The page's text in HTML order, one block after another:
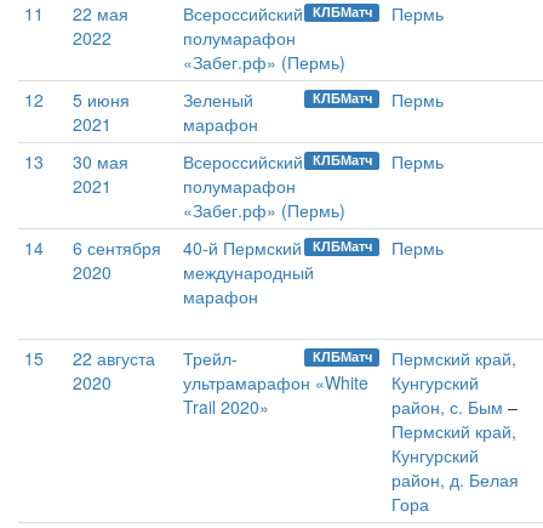
11
22 мая
2022
КЛБМатч
Всероссийский
полумарафон
«Забег.рф» (Пермь)
Пермь
12
5 июня
2021
КЛБМатч
Зеленый
марафон
Пермь
13
30 мая
2021
КЛБМатч
Всероссийский
полумарафон
«Забег.рф» (Пермь)
Пермь
14
6 сентября
2020
КЛБМатч
40-й Пермский
международный
марафон
Пермь
15
22 августа
2020
КЛБМатч
Трейл-
ультрамарафон «White
Trail 2020»
Пермский край,
Кунгурский
район, с. Бым –
Пермский край,
Кунгурский
район, д. Белая
Гора